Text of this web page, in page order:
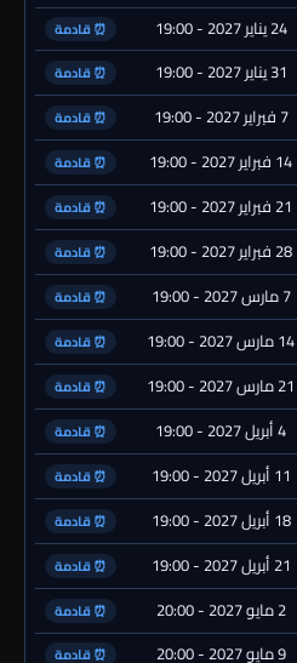
24 يناير 2027 - 19:00 ⏰ قادمة
31 يناير 2027 - 19:00 ⏰ قادمة
7 فبراير 2027 - 19:00 ⏰ قادمة
14 فبراير 2027 - 19:00 ⏰ قادمة
21 فبراير 2027 - 19:00 ⏰ قادمة
28 فبراير 2027 - 19:00 ⏰ قادمة
7 مارس 2027 - 19:00 ⏰ قادمة
14 مارس 2027 - 19:00 ⏰ قادمة
21 مارس 2027 - 19:00 ⏰ قادمة
4 أبريل 2027 - 19:00 ⏰ قادمة
11 أبريل 2027 - 19:00 ⏰ قادمة
18 أبريل 2027 - 19:00 ⏰ قادمة
21 أبريل 2027 - 19:00 ⏰ قادمة
2 مايو 2027 - 20:00 ⏰ قادمة
9 مايو 2027 - 20:00 ⏰ قادمة